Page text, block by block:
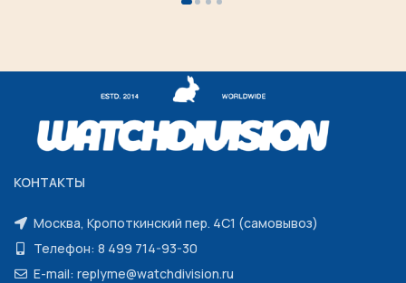
КОНТАКТЫ
Москва, Кропоткинский пер. 4С1 (самовывоз)
Телефон: 8 499 714-93-30
E-mail: replyme@watchdivision.ru